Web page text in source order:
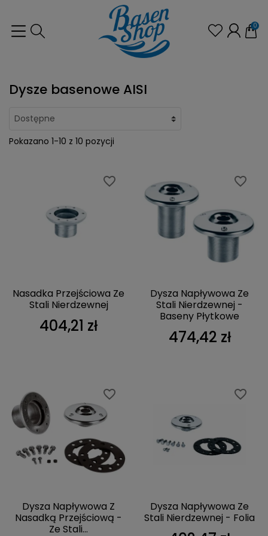
0
Dysze basenowe AISI
Pokazano 1-10 z 10 pozycji
favorite_border
Nasadka Przejściowa Ze
Stali Nierdzewnej
404,21 zł
favorite_border
Dysza Napływowa Ze
Stali Nierdzewnej -
Baseny Płytkowe
474,42 zł
favorite_border
Dysza Napływowa Z
Nasadką Przejściową -
Ze Stali...
favorite_border
Dysza Napływowa Ze
Stali Nierdzewnej - Folia